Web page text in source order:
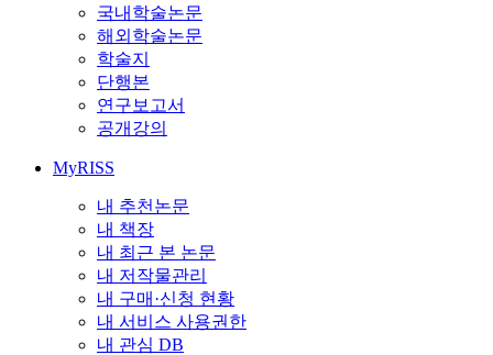
국내학술논문
해외학술논문
학술지
단행본
연구보고서
공개강의
MyRISS
내 추천논문
내 책장
내 최근 본 논문
내 저작물관리
내 구매·신청 현황
내 서비스 사용권한
내 관심 DB